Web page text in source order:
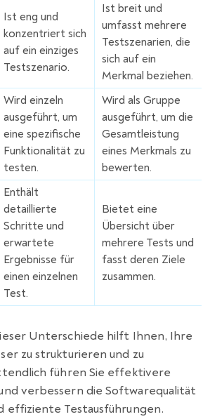
Ist eng und
konzentriert sich
auf ein einziges
Testszenario.
Ist breit und
umfasst mehrere
Testszenarien, die
sich auf ein
Merkmal beziehen.
Wird einzeln
ausgeführt, um
eine spezifische
Funktionalität zu
testen.
Wird als Gruppe
ausgeführt, um die
Gesamtleistung
eines Merkmals zu
bewerten.
Enthält
detaillierte
Schritte und
erwartete
Ergebnisse für
einen einzelnen
Test.
Bietet eine
Übersicht über
mehrere Tests und
fasst deren Ziele
zusammen.
Unterschiede hilft Ihnen, Ihre
zu strukturieren und zu
führen Sie effektivere
verbessern die Softwarequalität
effiziente Testausführungen.